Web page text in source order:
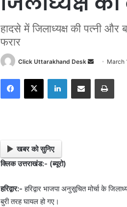
हादसे में जिलाध्यक्ष की पत्नी
फरार
Click Uttarakhand Desk
d
March
खबर को सुनिए
क्लिक उत्तराखंड:- (ब्यूरो)
हरिद्वार:- हरिद्वार भाजपा अनुसूचित मोर्चा के
बुरी तरह घायल हो गए।